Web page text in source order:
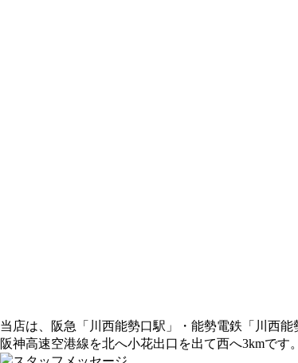
当店は、阪急「川西能勢口駅」・能勢電鉄「川西
阪神高速空港線を北へ小花出口を出て西へ3kmです。